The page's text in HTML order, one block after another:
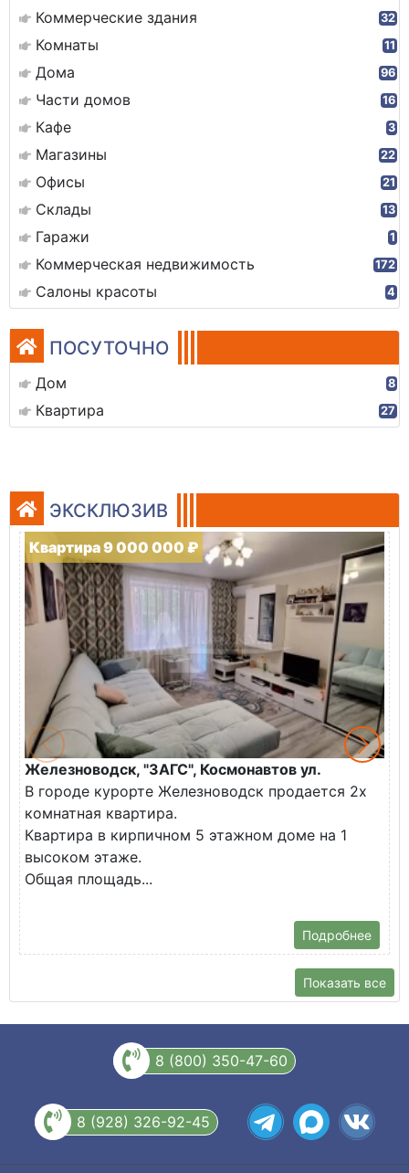
Коммерческие здания 32
Комнаты 11
Дома 96
Части домов 16
Кафе 3
Магазины 22
Офисы 21
Склады 13
Гаражи 1
Коммерческая недвижимость 172
Салоны красоты 4
ПОСУТОЧНО
Дом 8
Квартира 27
ЭКСКЛЮЗИВ
Квартира 9 000 000 ₽
Железноводск, "ЗАГС", Космонавтов ул.
В городе курорте Железноводск продается 2х
комнатная квартира.
Квартира в кирпичном 5 этажном доме на 1
высоком этаже.
Общая площадь...
Подробнее
Показать все
8 (800) 350-47-60
8 (928) 326-92-45